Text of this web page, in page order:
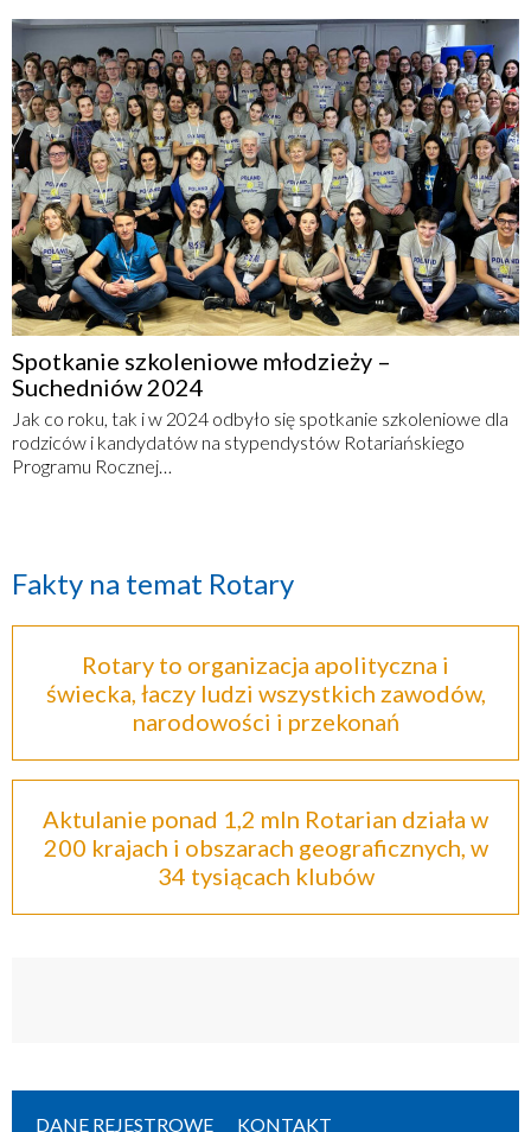
Spotkanie szkoleniowe młodzieży –
Suchedniów 2024
Jak co roku, tak i w 2024 odbyło się spotkanie szkoleniowe dla
rodziców i kandydatów na stypendystów Rotariańskiego
Programu Rocznej…
Fakty na temat Rotary
Rotary to organizacja apolityczna i
świecka, łaczy ludzi wszystkich zawodów,
narodowości i przekonań
Aktulanie ponad 1,2 mln Rotarian działa w
200 krajach i obszarach geograficznych, w
34 tysiącach klubów
DANE REJESTROWE KONTAKT